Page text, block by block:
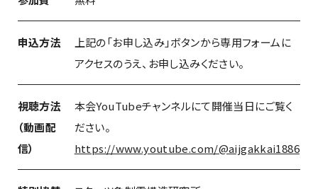
申込方法
上記の「お申し込み」ボタンから専用フォームに
アクセスのうえ、お申し込みください。
視聴方法
（動画配
信）
本会YouTubeチャンネルにて開催当日にご覧く
ださい。
https://www.youtube.com/@aijgakkai1886